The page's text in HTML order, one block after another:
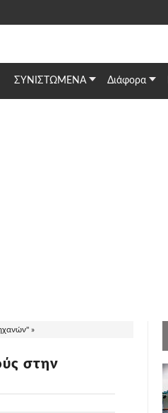
ΣΥΝΙΣΤΩΜΕΝΑ Διάφορα
»
στην